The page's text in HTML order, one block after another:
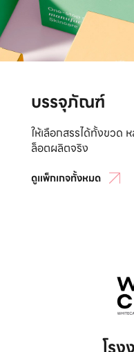
บรรจุภัณฑ์
ให้เลือกสรรได้ทั้งขวด
ล็อตผลิตจริง
ดูแพ็กเกจทั้งหมด